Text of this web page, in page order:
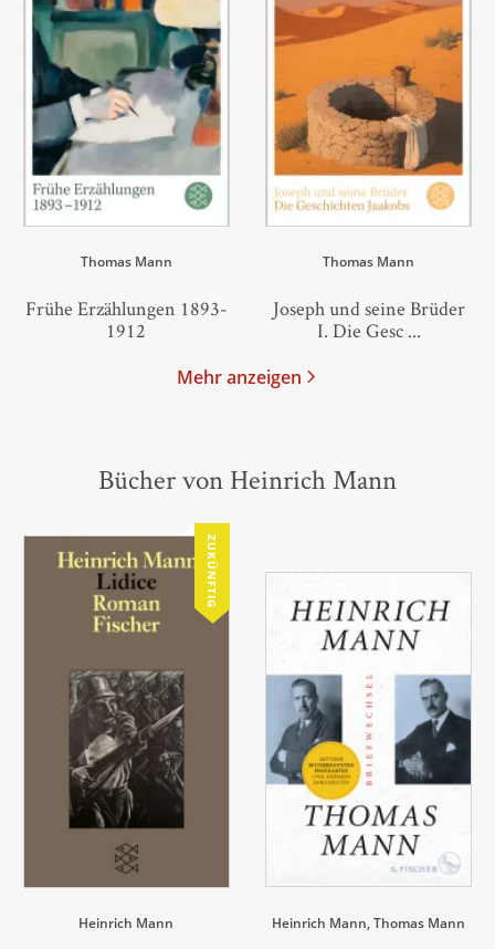
Thomas Mann
Frühe Erzählungen 1893-
1912
Thomas Mann
Joseph und seine Brüder
I. Die Gesc ...
Mehr anzeigen
Bücher von Heinrich Mann
ZUKÜNFTIG
Heinrich Mann Heinrich Mann Thomas Mann